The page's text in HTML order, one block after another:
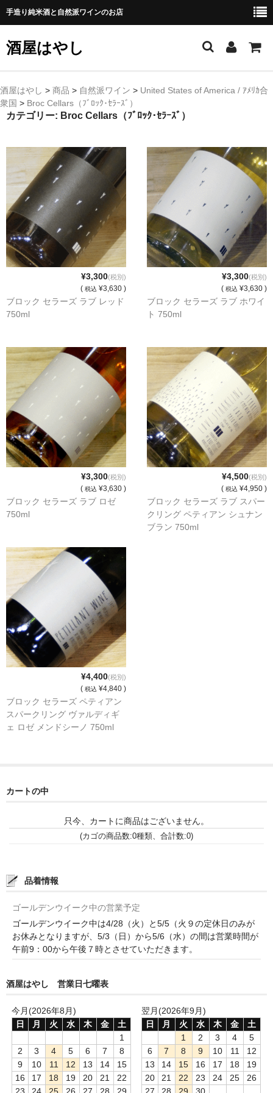
手造り純米酒と自然派ワインのお店
酒屋はやし
ホーム
商品カテゴリー
よえもん 川村酒造店（岩手県花巻市）
田从･月下の舞 舞鶴酒造（秋田県横手市）
綿屋 金の井酒造（宮城県栗原市）
大七 大七酒造（福島県二本松市）
宗玄 宗玄酒造（石川県珠洲市）
神亀 神亀酒造（埼玉県蓮田市）
隆・丹沢山 川西屋酒造店（神奈川県足柄上郡）
天遊琳・伊勢の白酒 タカハシ酒造（三重県四日市市）
るみ子の酒・英・妙の華 森喜酒造（三重県伊賀市）
大治郎・喜量能 畑酒造（滋賀県東近江市）
秋鹿・奥鹿 秋鹿酒造（大阪府豊能郡能勢町）
睡龍・生もとのどぶ 久保本家酒造（奈良県宇陀市）
竹泉 田治米（兵庫県朝来市）
奥播磨 下村酒造店（兵庫県姫路市安富町）
諏訪泉 諏訪酒造（鳥取県八頭郡智頭町）
✚旭日 旭日酒造（島根県出雲市）
悦凱陣 丸尾本店（香川県琴平市）
旭菊・綾花 旭菊酒造（福岡県久留米市）
本 格 焼 酎
小鹿 小鹿酒造（鹿児島県鹿屋市)
明るい農村 霧島町蒸留所（鹿児島県霧島市）
鶴見 大石酒造（鹿児島県阿久根市）
France Champagne /ﾌﾗﾝｽ・ｼｬﾝﾊﾟｰﾆｭ
Valerie Frison（ｳﾞｧﾚﾘｰ･ﾌﾘｿﾞﾝ）
France Bourgogone/ﾌﾗﾝｽ･ﾌﾞﾙｺﾞｰﾆｭ
Pattes Loup（ﾊﾟｯﾄ・ﾙｰ）
Marcel Lapierre（ﾏﾙｾﾙ・ﾗﾋﾟｴｰﾙ）
Philippe Jambon（ﾌｨﾘｯﾌﾟ･ｼﾞｬﾝﾎﾞﾝ）
Roblet Monnot（ﾛﾌﾞﾚ･ﾓﾉ）
France Cotes du Rhone /ﾌﾗﾝｽ･ｺｰﾄ･ﾃﾞｭ･ﾛｰﾇ
Les Vignerons d’Estezargues（ｴｽﾃｻﾞﾙｸﾞ協同組合）
Les Champs Libres（ﾚ･ｼｬﾝ･ﾘｰﾌﾞﾙ）
酒屋はやし > 商品 > 自然派ワイン > United States of America / ｱﾒﾘｶ合
衆国 > Broc Cellars（ﾌﾞﾛｯｸ･ｾﾗｰｽﾞ）
カテゴリー: Broc Cellars（ﾌﾞﾛｯｸ･ｾﾗｰｽﾞ）
¥3,300(税別)
( 税込 ¥3,630 )
ブロック セラーズ ラブ レッド
750ml
¥3,300(税別)
( 税込 ¥3,630 )
ブロック セラーズ ラブ ホワイ
ト 750ml
¥3,300(税別)
( 税込 ¥3,630 )
ブロック セラーズ ラブ ロゼ
750ml
¥4,500(税別)
( 税込 ¥4,950 )
ブロック セラーズ ラブ スパー
クリング ペティアン シュナン
ブラン 750ml
¥4,400(税別)
( 税込 ¥4,840 )
ブロック セラーズ ペティアン
スパークリング ヴァルディギ
ェ ロゼ メンドシーノ 750ml
カートの中
只今、カートに商品はございません。
(カゴの商品数:0種類、合計数:0)
品着情報
ゴールデンウイーク中の営業予定
ゴールデンウイーク中は4/28（火）と5/5（火９の定休日のみが
お休みとなりますが、5/3（日）から5/6（水）の間は営業時間が
午前9：00から午後７時とさせていただきます。
酒屋はやし 営業日七曜表
今月(2026年8月)
日
月 火 水 木 金
土
1
2
3 4 5 6 7
8
9
10 11 12 13 14
15
16
17 18 19 20 21
22
翌月(2026年9月)
日
月 火 水 木 金
土
1
2 3 4
5
6
7 8 9 10 11
12
13
14 15 16 17 18
19
20
21 22 23 24 25
26